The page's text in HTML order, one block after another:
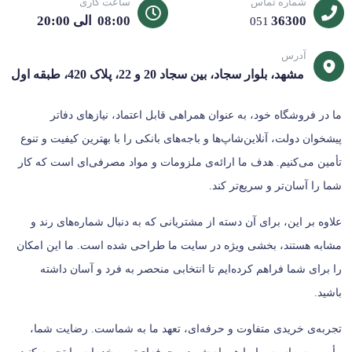
iPhone 6 / 6s / 6 Plus
iPhone SE (نسل 1 و 2)
iPadهای دارای پورت Lightning
مشخصات فنی کلیدی
✅ نوع کابل: USB به Lightning
✅ مناسب برای: آیفون‌های دارای پورت Lightning
✅ قابلیت انتقال دیتا: ✅
✅ نوع کانکتور: USB / Lightning
✅ کیفیت ساخت: استاندارد و مقاوم
✅ کاربرد: شارژ و انتقال اطلاعات
مزایای کابل شارژ آیفون 7
051 36300 08:00 الی 20:00
آدرس
مشهد، بلوار سجاد، بین سجاد 20 و 22، پلاک 420، طبقه اول
ما در فروشگاه خود، به عنوان همراهی قابل اعتماد، نیازهای دفاتر
پیشخوان دولت، آنلاین‌شاپ‌ها و باجه‌های بانکی را با بهترین کیفیت و تنوع
تأمین می‌کنیم. هدف ما ارائه‌ی ملزومات و مواد مصرفی‌ای است که کار
شما را آسان‌تر و سریع‌تر کند.
علاوه بر این، برای آن دسته از مشتریانی که به دنبال شماره‌های رند و
مشابه هستند، بخشی ویژه در سایت ما طراحی شده است. ما این امکان
را برای شما فراهم کرده‌ایم تا انتخابی منحصر به فرد و آسان داشته
باشید.
تجربه‌ی خریدی متفاوت و حرفه‌ای، تعهد ما به شماست. رضایت شما،